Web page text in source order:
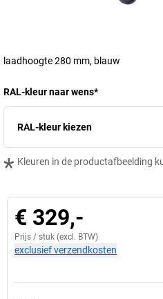
laadhoogte 280 mm, blauw
RAL-kleur naar wens*
RAL-kleur kiezen
* Kleuren in de productafbeelding
€ 329,-
Prijs / stuk (excl. BTW)
exclusief verzendkosten